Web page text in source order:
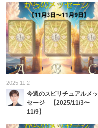
2025.11.2
今週のスピリチュアルメッ
セージ 【2025/11/3〜
11/9】